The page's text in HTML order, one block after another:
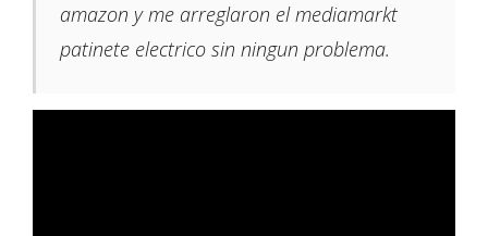
amazon y me arreglaron el mediamarkt
patinete electrico sin ningun problema.